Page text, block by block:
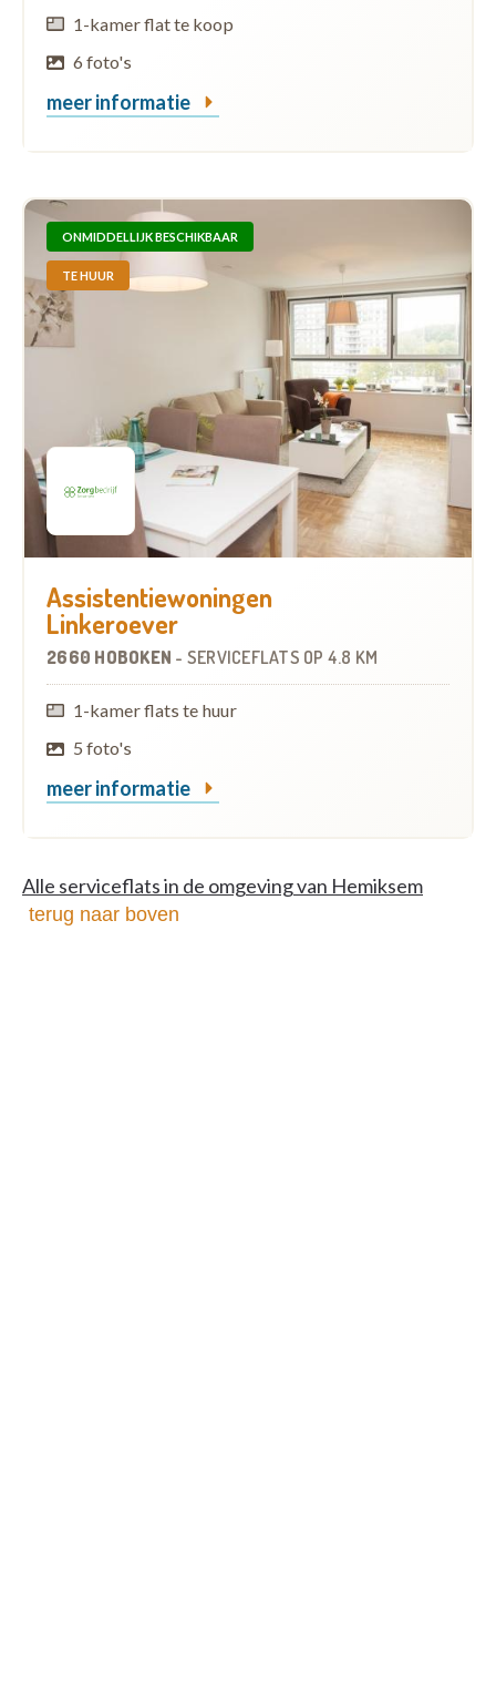
1-kamer flat te koop
6 foto's
meer informatie
ONMIDDELLIJK BESCHIKBAAR
TE HUUR
Assistentiewoningen
Linkeroever
2660 HOBOKEN - SERVICEFLATS OP 4.8 KM
1-kamer flats te huur
5 foto's
meer informatie
Alle serviceflats in de omgeving van Hemiksem
terug naar boven